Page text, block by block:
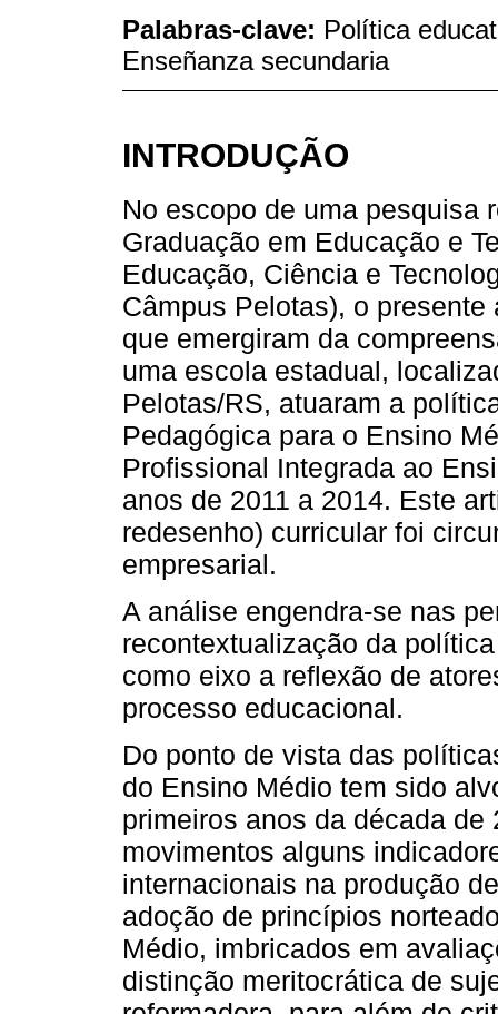
Palabras-clave: Política
Enseñanza secundaria
INTRODUÇÃO
No escopo de uma pesquisa
Graduação em Educação e
Educação, Ciência e
Câmpus Pelotas), o
que emergiram da
uma escola estadual,
Pelotas/RS, atuaram a
Pedagógica para o Ensino
Profissional Integrada ao
anos de 2011 a 2014. Este
redesenho) curricular foi
empresarial.
A análise engendra-se nas
recontextualização da
como eixo a reflexão de
processo educacional.
Do ponto de vista das
do Ensino Médio tem sido
primeiros anos da década
movimentos alguns
internacionais na produção
adoção de princípios
Médio, imbricados em
distinção meritocrática de